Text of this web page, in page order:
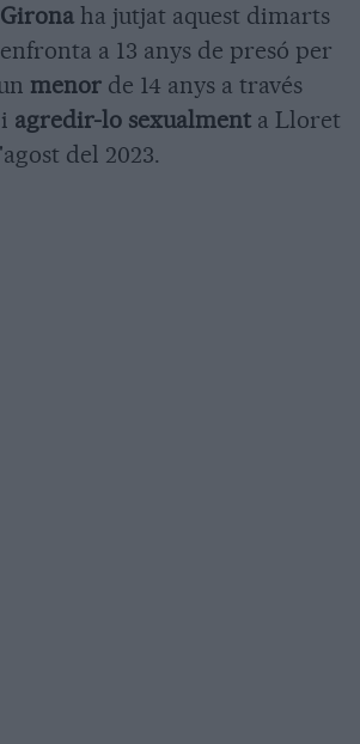
ha jutjat aquest dimarts
a 13 anys de presó per
menor de 14 anys a través
agredir-lo sexualment a Lloret
del 2023.